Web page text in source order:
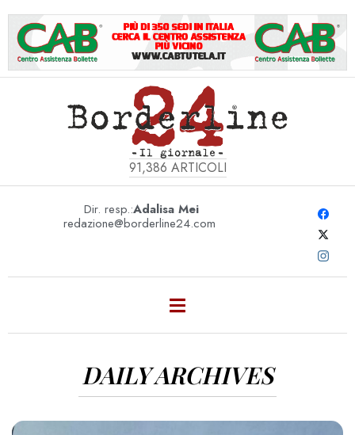
91,386 ARTICOLI
Dir. resp.:Adalisa Mei
redazione@borderline24.com
DAILY ARCHIVES